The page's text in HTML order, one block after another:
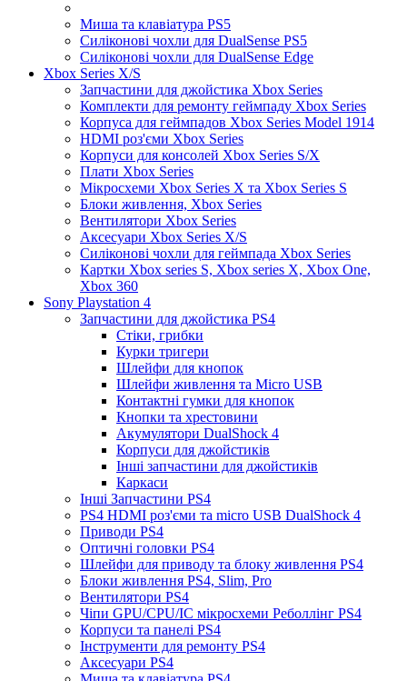
Миша та клавіатура PS5
Силіконові чохли для DualSense PS5
Силіконові чохли для DualSense Edge
Xbox Series X/S
Запчастини для джойстика Xbox Series
Комплекти для ремонту геймпаду Xbox Series
Корпуса для геймпадов Xbox Series Model 1914
HDMI роз'єми Xbox Series
Корпуси для консолей Xbox Series S/X
Плати Xbox Series
Мікросхеми Xbox Series X та Xbox Series S
Блоки живлення, Xbox Series
Вентилятори Xbox Series
Аксесуари Xbox Series X/S
Силіконові чохли для геймпада Xbox Series
Картки Xbox series S, Xbox series X, Xbox One,
Xbox 360
Sony Playstation 4
Запчастини для джойстика PS4
Стіки, грибки
Курки тригери
Шлейфи для кнопок
Шлейфи живлення та Micro USB
Контактні гумки для кнопок
Кнопки та хрестовини
Акумулятори DualShock 4
Корпуси для джойстиків
Інші запчастини для джойстиків
Каркаси
Інші Запчастини PS4
PS4 HDMI роз'єми та micro USB DualShock 4
Приводи PS4
Оптичні головки PS4
Шлейфи для приводу та блоку живлення PS4
Блоки живлення PS4, Slim, Pro
Вентилятори PS4
Чіпи GPU/CPU/IC мікросхеми Реболлінг PS4
Корпуси та панелі PS4
Інструменти для ремонту PS4
Аксесуари PS4